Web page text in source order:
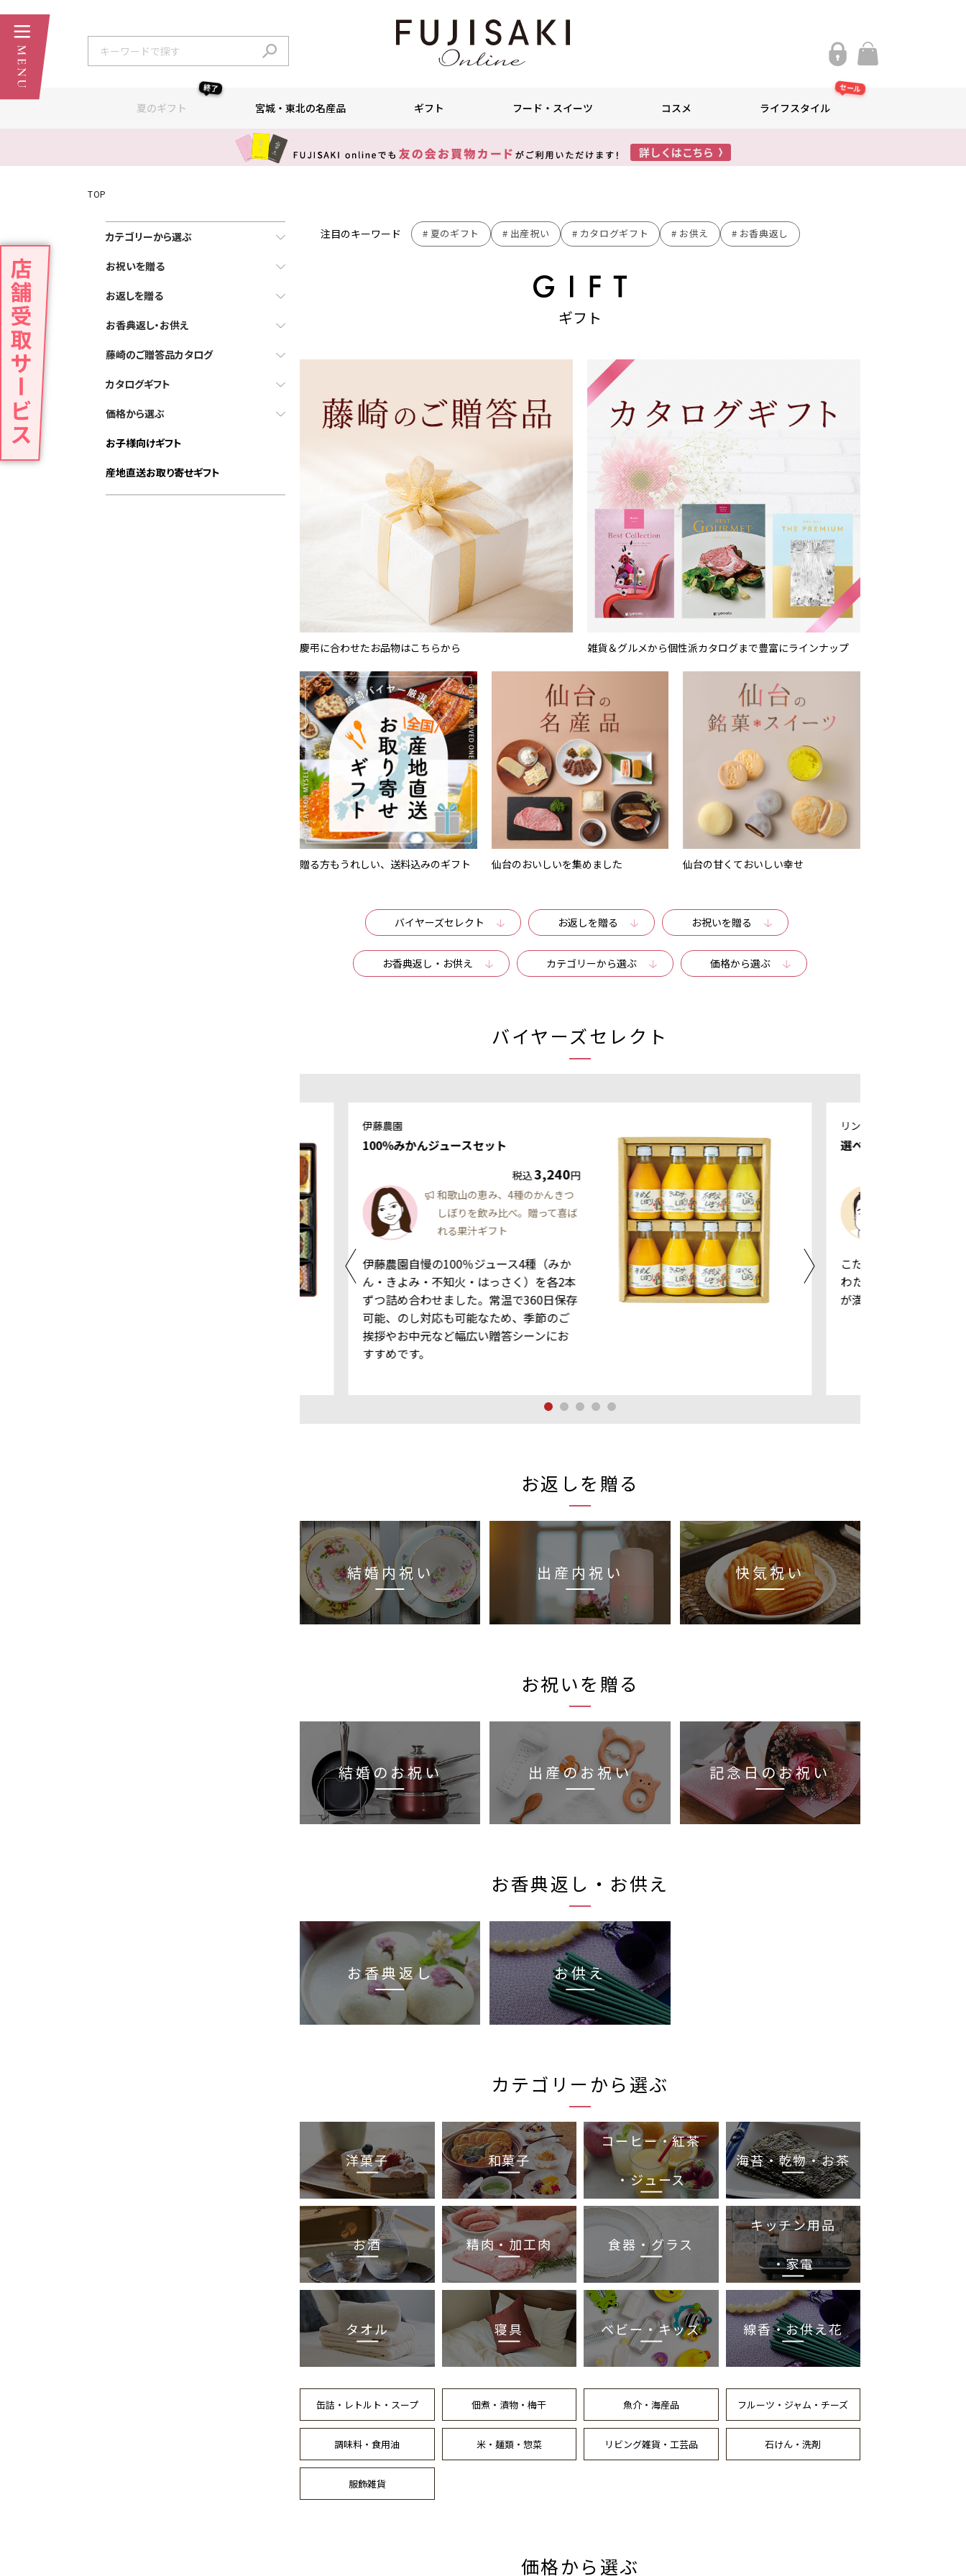
夏のギフト
終了
宮城・東北の名産品 ギフト フード・スイーツ コスメ ライフスタイル
セール
TOP
注目のキーワード 夏のギフト 出産祝い カタログギフト お供え お香典返し
ギフト
慶弔に合わせたお品物はこちらから 雑貨＆グルメから個性派カタログまで豊富にラインナップ
贈る方もうれしい、送料込みのギフト 仙台のおいしいを集めました 仙台の甘くておいしい幸せ
バイヤーズセレクト お返しを贈る お祝いを贈る
お香典返し・お供え カテゴリーから選ぶ 価格から選ぶ
バイヤーズセレクト
伊藤農園
100％みかんジュースセット
税込3,240円
和歌山の恵み、4種のかんきつ
しぼりを飲み比べ。贈って喜ば
れる果汁ギフト
伊藤農園自慢の100％ジュース4種（みか
ん・きよみ・不知火・はっさく）を各2本
ずつ詰め合わせました。常温で360日保存
可能、のし対応も可能なため、季節のご
挨拶やお中元など幅広い贈答シーンにお
すすめです。
リンベル
選べる食事ギフト 食を
こだわりぬいた食材と
わたる感性が創りだす
が満載の体験カタログ
お返しを贈る
結婚内祝い 出産内祝い 快気祝い
お祝いを贈る
結婚のお祝い 出産のお祝い 記念日のお祝い
お香典返し・お供え
お香典返し お供え
カテゴリーから選ぶ
洋菓子 和菓子
コーヒー・紅茶
・ジュース
海苔・乾物・お茶
お酒 精肉・加工肉 食器・グラス
キッチン用品
・家電
タオル 寝具 ベビー・キッズ 線香・お供え花
缶詰・レトルト・スープ 佃煮・漬物・梅干 魚介・海産品 フルーツ・ジャム・チーズ
調味料・食用油 米・麺類・惣菜 リビング雑貨・工芸品 石けん・洗剤
服飾雑貨
価格から選ぶ
カテゴリーから選ぶ
お祝いを贈る
お返しを贈る
お香典返し・お供え
藤崎のご贈答品カタログ
カタログギフト
価格から選ぶ
お子様向けギフト
産地直送お取り寄せギフト